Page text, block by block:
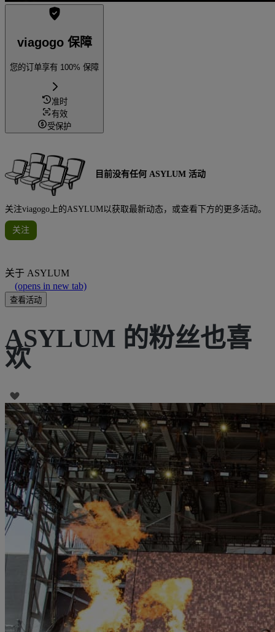
viagogo 保障
您的订单享有 100% 保障
准时
有效
受保护
目前没有任何 ASYLUM 活动
关注viagogo上的ASYLUM以获取最新动态，或查看下方的更多活动。
关注
关于 ASYLUM
(opens in new tab)
查看活动
ASYLUM 的粉丝也喜
欢